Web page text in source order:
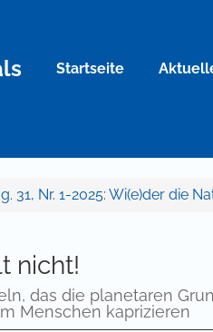
Startseite
31, Nr. 1-2025: Wi(e)der die
nicht!
das die planetaren
Menschen kaprizieren